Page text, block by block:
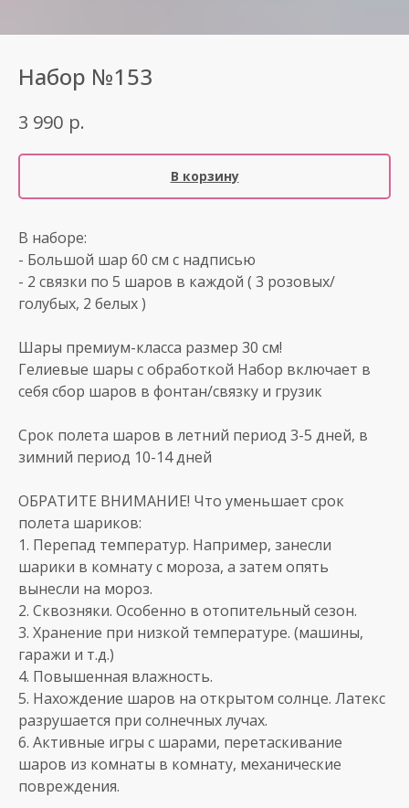
Набор №153
3 990 р.
В корзину
В наборе:
- Большой шар 60 см с надписью
- 2 связки по 5 шаров в каждой ( 3 розовых/
голубых, 2 белых )
Шары премиум-класса размер 30 см!
Гелиевые шары с обработкой Набор включает в
себя сбор шаров в фонтан/связку и грузик
Срок полета шаров в летний период 3-5 дней, в
зимний период 10-14 дней
ОБРАТИТЕ ВНИМАНИЕ! Что уменьшает срок
полета шариков:
1. Перепад температур. Например, занесли
шарики в комнату с мороза, а затем опять
вынесли на мороз.
2. Сквозняки. Особенно в отопительный сезон.
3. Хранение при низкой температуре. (машины,
гаражи и т.д.)
4. Повышенная влажность.
5. Нахождение шаров на открытом солнце. Латекс
разрушается при солнечных лучах.
6. Активные игры с шарами, перетаскивание
шаров из комнаты в комнату, механические
повреждения.